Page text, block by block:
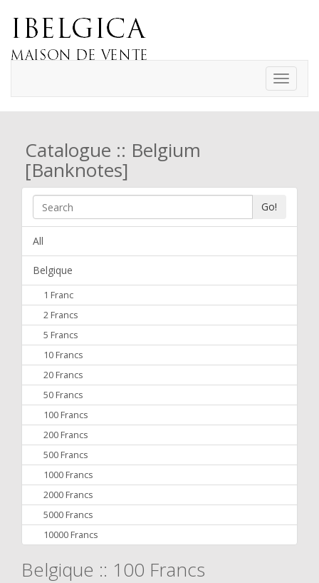
Toggle
Catalogue :: Belgium
[Banknotes]
Go!
All
Belgique
1 Franc
2 Francs
5 Francs
10 Francs
20 Francs
50 Francs
100 Francs
200 Francs
500 Francs
1000 Francs
2000 Francs
5000 Francs
10000 Francs
Belgique :: 100 Francs